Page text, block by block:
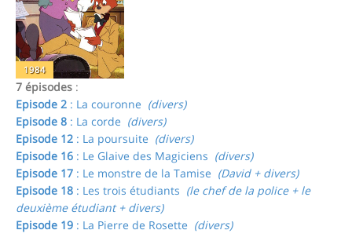
1984
7 épisodes :
Episode 2 : La couronne (divers)
Episode 8 : La corde (divers)
Episode 12 : La poursuite (divers)
Episode 16 : Le Glaive des Magiciens (divers)
Episode 17 : Le monstre de la Tamise (David + divers)
Episode 18 : Les trois étudiants (le chef de la police + le
deuxième étudiant + divers)
Episode 19 : La Pierre de Rosette (divers)